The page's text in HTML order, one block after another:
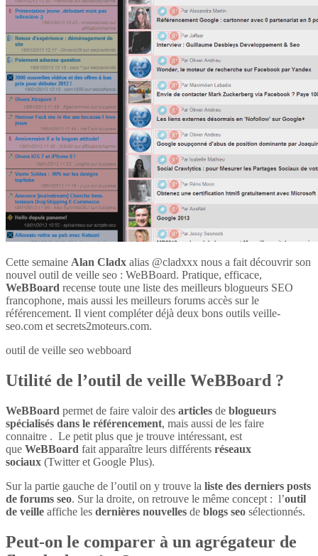
Cette semaine Alan Cladx alias @cladxxx nous a fait découvrir son
nouvel outil de veille seo : WeBBoard. Pratique, efficace,
WeBBoard recense toute une liste des meilleurs blogueurs SEO
francophone, mais aussi les meilleurs forums accès sur le
référencement. Il vient compléter déjà deux bons outils veille-
seo.com et secrets2moteurs.com.
outil de veille seo webboard
Utilité de l’outil de veille WeBBoard ?
WeBBoard permet de faire valoir des articles de blogueurs
spécialisés dans le référencement, mais aussi de les faire
connaitre . Le petit plus que je trouve intéressant, est
que WeBBoard fait apparaître leurs différents réseaux
sociaux (Twitter et Google Plus).
Sur la partie gauche de l’outil on y trouve la liste des derniers posts
de forums seo. Sur la droite, on retrouve le même concept : l’outil
de veille affiche les dernières nouvelles de blogs seo sélectionnés.
Peut-on le comparer à un agrégateur de